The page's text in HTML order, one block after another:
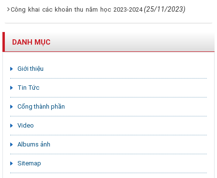
Công khai các khoản thu năm học 2023-2024 (25/11/2023)
DANH MỤC
Giới thiệu
Tin Tức
Cổng thành phần
Video
Albums ảnh
Sitemap